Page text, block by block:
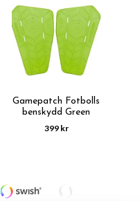
Gamepatch Fotbolls
benskydd Green
399 kr